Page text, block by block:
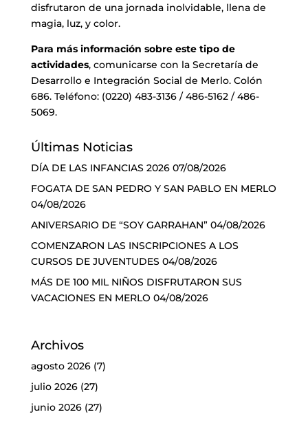
disfrutaron de una jornada inolvidable, llena de
magia, luz, y color.
Para más información sobre este tipo de
actividades, comunicarse con la Secretaría de
Desarrollo e Integración Social de Merlo. Colón
686. Teléfono: (0220) 483-3136 / 486-5162 / 486-
5069.
Últimas Noticias
DÍA DE LAS INFANCIAS 2026 07/08/2026
FOGATA DE SAN PEDRO Y SAN PABLO EN MERLO
04/08/2026
ANIVERSARIO DE “SOY GARRAHAN” 04/08/2026
COMENZARON LAS INSCRIPCIONES A LOS
CURSOS DE JUVENTUDES 04/08/2026
MÁS DE 100 MIL NIÑOS DISFRUTARON SUS
VACACIONES EN MERLO 04/08/2026
Archivos
agosto 2026(7)
julio 2026(27)
junio 2026(27)